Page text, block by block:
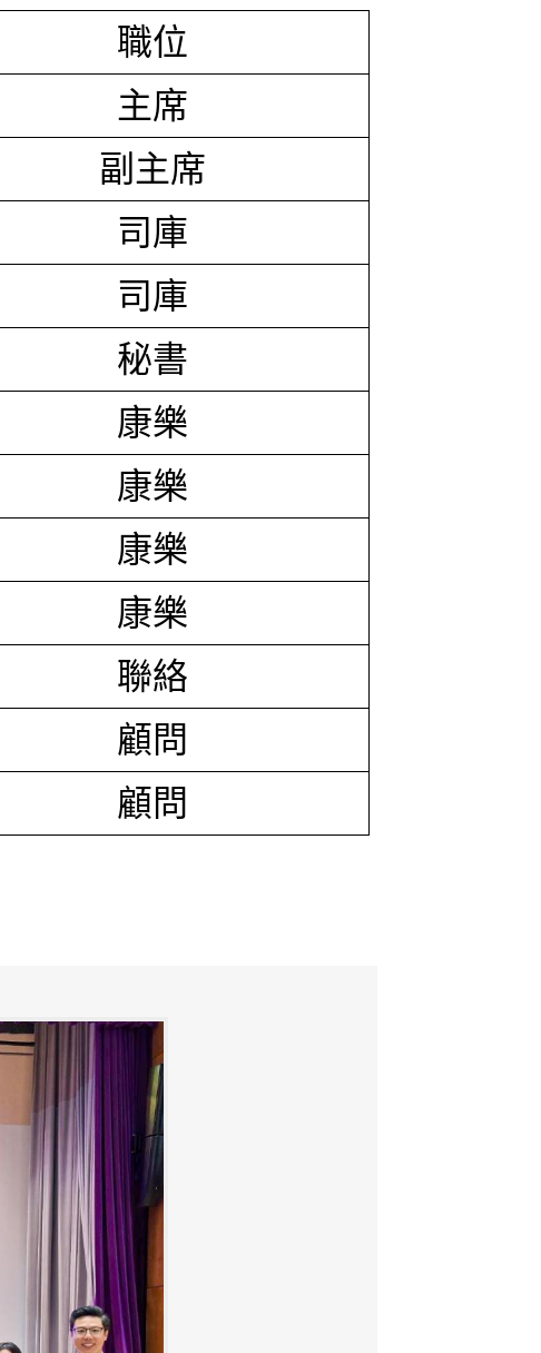
職位
主席
副主席
司庫
司庫
秘書
康樂
康樂
康樂
康樂
聯絡
顧問
顧問